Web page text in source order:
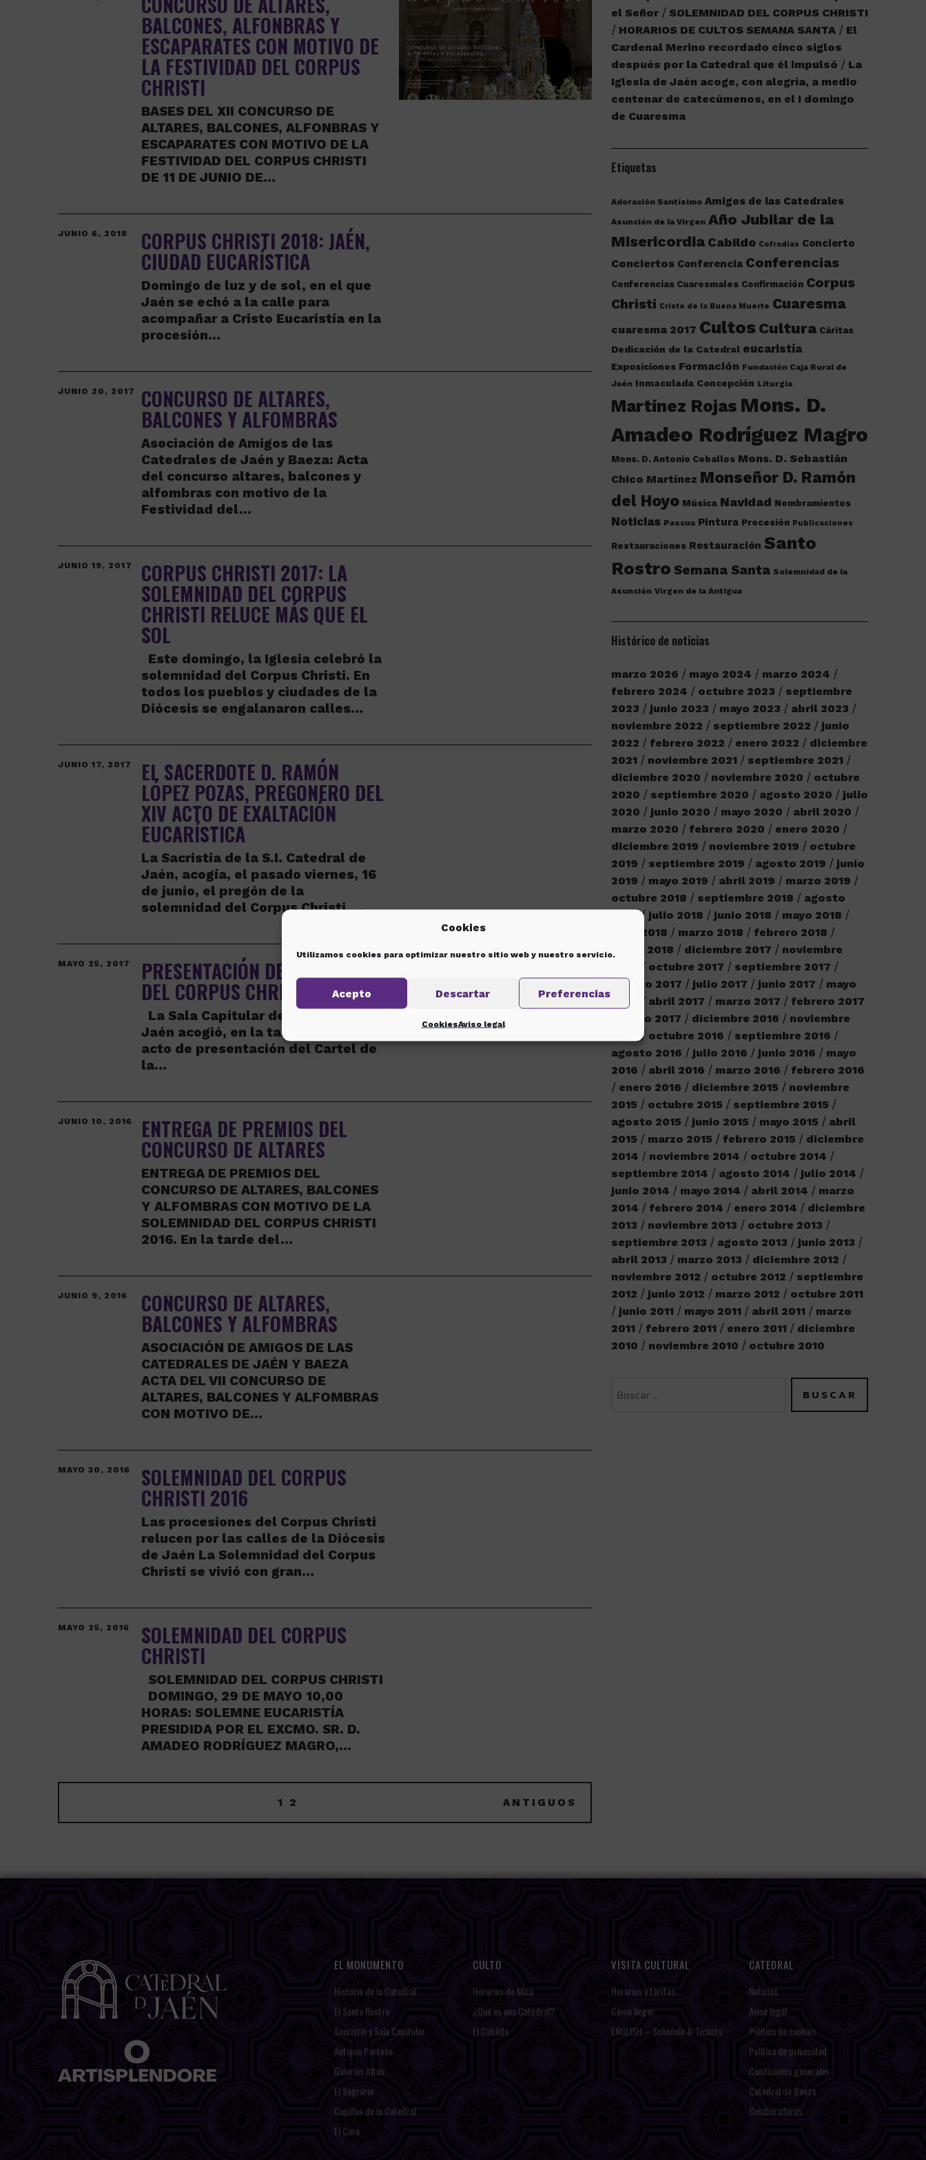
Cookies
Utilizamos cookies para optimizar nuestro sitio web y nuestro servicio.
Acepto Descartar Preferencias
CookiesAviso legal
BALCONES, ALFONBRAS Y
ESCAPARATES CON MOTIVO DE
LA FESTIVIDAD DEL CORPUS
CHRISTI
BASES DEL XII CONCURSO DE
ALTARES, BALCONES, ALFONBRAS Y
ESCAPARATES CON MOTIVO DE LA
FESTIVIDAD DEL CORPUS CHRISTI
DE 11 DE JUNIO DE…
JUNIO 6, 2018 CORPUS CHRISTI 2018: JAÉN,
CIUDAD EUCARÍSTICA
Domingo de luz y de sol, en el que
Jaén se echó a la calle para
acompañar a Cristo Eucaristía en la
procesión…
JUNIO 20, 2017 CONCURSO DE ALTARES,
BALCONES Y ALFOMBRAS
Asociación de Amigos de las
Catedrales de Jaén y Baeza: Acta
del concurso altares, balcones y
alfombras con motivo de la
Festividad del…
JUNIO 19, 2017 CORPUS CHRISTI 2017: LA
SOLEMNIDAD DEL CORPUS
CHRISTI RELUCE MÁS QUE EL
SOL
Este domingo, la Iglesia celebró la
solemnidad del Corpus Christi. En
todos los pueblos y ciudades de la
Diócesis se engalanaron calles…
JUNIO 17, 2017 EL SACERDOTE D. RAMÓN
LÓPEZ POZAS, PREGONERO DEL
XIV ACTO DE EXALTACIÓN
EUCARÍSTICA
La Sacristía de la S.I. Catedral de
Jaén, acogía, el pasado viernes, 16
de junio, el pregón de la
solemnidad del Corpus Christi.…
MAYO 25, 2017 PRESENTACIÓN DEL CARTEL
DEL CORPUS CHRISTI 2017
La Sala Capitular de la Catedral de
Jaén acogió, en la tarde de ayer, el
acto de presentación del Cartel de
la…
JUNIO 10, 2016 ENTREGA DE PREMIOS DEL
CONCURSO DE ALTARES
ENTREGA DE PREMIOS DEL
CONCURSO DE ALTARES, BALCONES
Y ALFOMBRAS CON MOTIVO DE LA
SOLEMNIDAD DEL CORPUS CHRISTI
2016. En la tarde del…
JUNIO 9, 2016 CONCURSO DE ALTARES,
BALCONES Y ALFOMBRAS
ASOCIACIÓN DE AMIGOS DE LAS
CATEDRALES DE JAÉN Y BAEZA
ACTA DEL VII CONCURSO DE
ALTARES, BALCONES Y ALFOMBRAS
CON MOTIVO DE…
MAYO 30, 2016 SOLEMNIDAD DEL CORPUS
CHRISTI 2016
Las procesiones del Corpus Christi
relucen por las calles de la Diócesis
de Jaén La Solemnidad del Corpus
Christi se vivió con gran…
MAYO 25, 2016 SOLEMNIDAD DEL CORPUS
CHRISTI
SOLEMNIDAD DEL CORPUS CHRISTI
DOMINGO, 29 DE MAYO 10,00
HORAS: SOLEMNE EUCARISTÍA
PRESIDIDA POR EL EXCMO. SR. D.
AMADEO RODRÍGUEZ MAGRO,…
1 2 ANTIGUOS
el Señor
SOLEMNIDAD DEL CORPUS CHRISTI
HORARIOS DE CULTOS SEMANA SANTA
El
Cardenal Merino recordado cinco siglos
después por la Catedral que él impulsó
La
Iglesia de Jaén acoge, con alegría, a medio
centenar de catecúmenos, en el I domingo
de Cuaresma
Etiquetas
Adoración Santísimo Amigos de las Catedrales
Asunción de la Virgen Año Jubilar de la
Misericordia Cabildo Cofradías Concierto
Conciertos Conferencia Conferencias
Conferencias Cuaresmales Confirmación Corpus
Christi Cristo de la Buena Muerte Cuaresma
cuaresma 2017 Cultos Cultura Cáritas
Dedicación de la Catedral eucaristía
Exposiciones Formación Fundación Caja Rural de
Jaén Inmaculada Concepción Liturgia
Martínez Rojas Mons. D.
Amadeo Rodríguez Magro
Mons. D. Antonio Ceballos Mons. D. Sebastián
Chico Martínez Monseñor D. Ramón
del Hoyo Música Navidad Nombramientos
Noticias Pascua Pintura Procesión Publicaciones
Restauraciones Restauración Santo
Rostro Semana Santa Solemnidad de la
Asunción Virgen de la Antigua
Histórico de noticias
marzo 2026 mayo 2024
marzo 2024
febrero 2024
octubre 2023
septiembre
2023
junio 2023 mayo 2023
abril 2023
noviembre 2022
septiembre 2022
junio
2022
febrero 2022 enero 2022
diciembre
2021
noviembre 2021
septiembre 2021
diciembre 2020
noviembre 2020
octubre
2020
septiembre 2020 agosto 2020
julio
2020
junio 2020 mayo 2020
abril 2020
marzo 2020
febrero 2020
enero 2020
diciembre 2019
noviembre 2019
octubre
2019
septiembre 2019 agosto 2019
junio
2019
mayo 2019 abril 2019
marzo 2019
octubre 2018
septiembre 2018
agosto
julio 2018 junio 2018
mayo 2018
abril 2018
marzo 2018
febrero 2018
enero 2018
diciembre 2017
noviembre
octubre 2017
septiembre 2017
agosto 2017
julio 2017 junio 2017
mayo
2017
abril 2017 marzo 2017
febrero 2017
enero 2017
diciembre 2016
noviembre
octubre 2016
septiembre 2016
agosto 2016
julio 2016 junio 2016
mayo
2016
abril 2016 marzo 2016
febrero 2016
enero 2016
diciembre 2015
noviembre
2015
octubre 2015
septiembre 2015
agosto 2015
junio 2015 mayo 2015
abril
2015
marzo 2015 febrero 2015
diciembre
2014
noviembre 2014
octubre 2014
septiembre 2014
agosto 2014
julio 2014
junio 2014
mayo 2014 abril 2014
marzo
2014
febrero 2014 enero 2014
diciembre
2013
noviembre 2013
octubre 2013
septiembre 2013
agosto 2013
junio 2013
abril 2013
marzo 2013
diciembre 2012
noviembre 2012
octubre 2012
septiembre
2012
junio 2012 marzo 2012
octubre 2011
junio 2011
mayo 2011 abril 2011
marzo
2011
febrero 2011 enero 2011
diciembre
2010
noviembre 2010 octubre 2010
EL MONUMENTO
Historia de la Catedral
El Santo Rostro
Sacristía y Sala Capitular
Antiguo Panteón
Galerías Altas
El Sagrario
Capillas de la Catedral
El Coro
CULTO
Horarios de Misa
¿Qué es una Catedral?
El Cabildo
VISITA CULTURAL
Horarios y tarifas
Cómo llegar
ENGLISH – Schedule & Tickets
CATEDRAL
Noticias
Aviso legal
Política de cookies
Política de privacidad
Condiciones generales
Catedral de Baeza
Colaboradores